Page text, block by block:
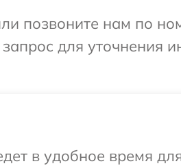
позвоните нам по
для уточнения
в удобное время